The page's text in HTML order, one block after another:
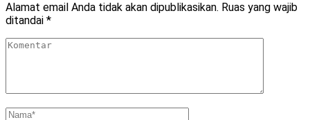
Alamat email Anda tidak akan dipublikasikan. Ruas yang wajib
ditandai *